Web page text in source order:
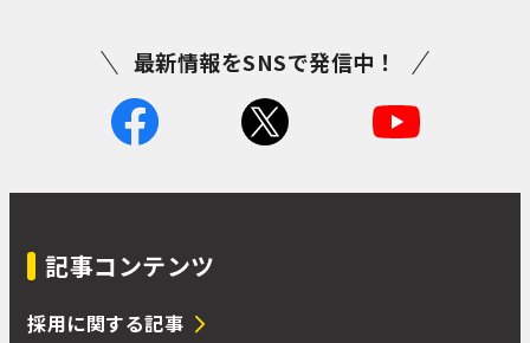
最新情報をSNSで発信中！
記事コンテンツ
採用に関する記事